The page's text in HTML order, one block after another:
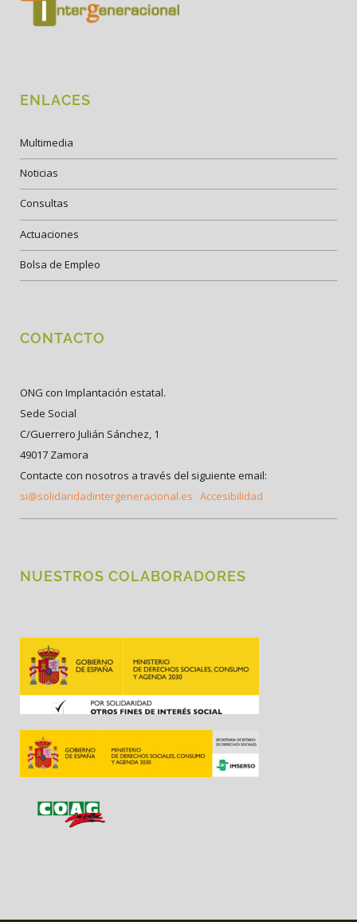
ENLACES
Multimedia
Noticias
Consultas
Actuaciones
Bolsa de Empleo
CONTACTO
ONG con Implantación estatal.
Sede Social
C/Guerrero Julián Sánchez, 1
49017 Zamora
Contacte con nosotros a través del siguiente email:
si@solidaridadintergeneracional.es Accesibilidad
NUESTROS COLABORADORES